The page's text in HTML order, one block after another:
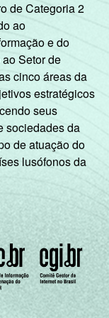
de Categoria 2
ao
e do
Setor de
cinco áreas da
estratégicos
seus
sociedades da
de atuação do
lusófonos da